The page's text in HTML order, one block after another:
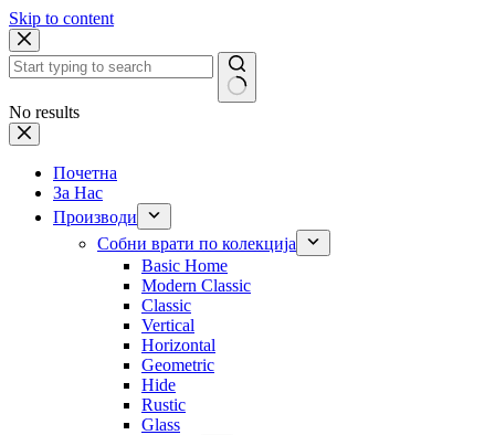
Skip to content
No results
Почетна
За Нас
Производи
Собни врати по колекција
Basic Home
Modern Classic
Classic
Vertical
Horizontal
Geometric
Hide
Rustic
Glass